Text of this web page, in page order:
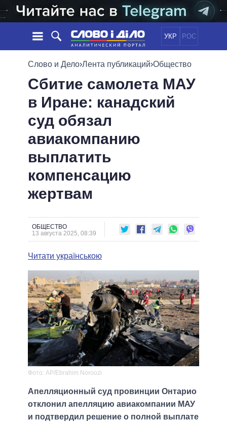
УКР РОС
НОВОСТИ
ЛЕНТА
СОБЫТИЯ
СТАТЬИ
МНЕНИЯ
ОБЗОРЫ
ДАЙДЖЕСТЫ
ПОЛИТИКА
ЭКОНОМИКА
ОБЕЩАНИЯ
ПОЛИТИКИ
ВСЕ ПОЛИТИКИ
ПРЕЗИДЕНТ И ОФИС
ВЕРХОВНАЯ РАДА
КАБИНЕТ МИНИСТРОВ
ГЛАВЫ ОБЛАДМИНИСТРАЦИЙ
ВСЕ ПЕРСОНЫ
ВИДЕО
ПОДДЕРЖАТЬ
СРАВНЕНИЕ ПОЛИТИКОВ
Слово и Дело›Лента публикаций›Общество
Сбитие самолета МАУ
в Иране: канадский
суд обязал
авиакомпанию
выплатить
компенсацию
жертвам
ОБЩЕСТВО
13 августа 2025, 08:39
Читати українською
Фото: AP/Ebrahim Noroozi
Апелляционный суд провинции Онтарио
отклонил апелляцию авиакомпании МАУ
и подтвердил решение о полной выплате